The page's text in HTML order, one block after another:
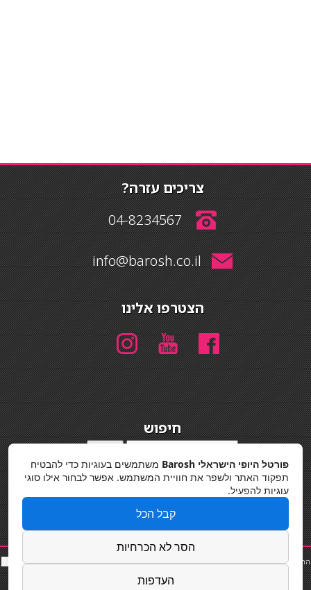
צריכים עזרה?
04-8234567
info@barosh.co.il
הצטרפו אלינו
חיפוש
מדיניות פרטיות
החלקות שיער|תאורה לבית|פאות ותוספות שיער|נייל סטודיו|תוספות שיער|שף פרטי|כ
סאות
פורטל היופי הישראלי Barosh
משתמשים בעוגיות כדי להבטיח
תפקוד האתר ולשפר את חוויית המשתמש. אפשר לבחור אילו סוגי
עוגיות להפעיל.
קבל הכל
הסר לא הכרחיות
העדפות